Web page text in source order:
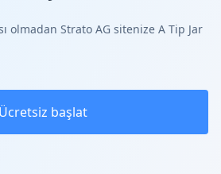
olmadan Strato AG sitenize A Tip Jar
Ücretsiz başlat